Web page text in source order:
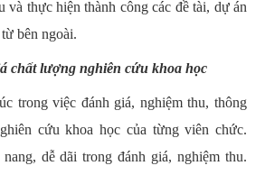
và thực hiện thành công các đề tài, dự án
bên ngoài.
chất lượng nghiên cứu khoa học
trong việc đánh giá, nghiệm thu, thông
cứu khoa học của từng viên chức.
dễ dãi trong đánh giá, nghiệm thu.